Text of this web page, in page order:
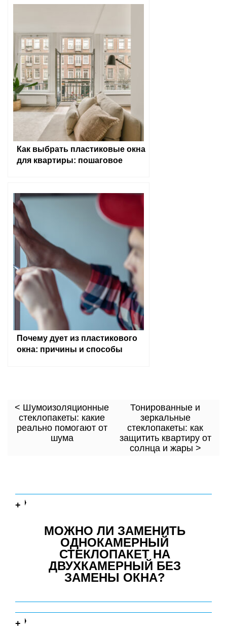
Как выбрать пластиковые окна
для квартиры: пошаговое
Почему дует из пластикового
окна: причины и способы
< Шумоизоляционные
стеклопакеты: какие
реально помогают от
шума
Тонированные и
зеркальные
стеклопакеты: как
защитить квартиру от
солнца и жары >
МОЖНО ЛИ ЗАМЕНИТЬ
ОДНОКАМЕРНЫЙ
СТЕКЛОПАКЕТ НА
ДВУХКАМЕРНЫЙ БЕЗ
ЗАМЕНЫ ОКНА?